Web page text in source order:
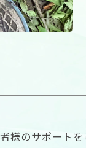
様のサポート